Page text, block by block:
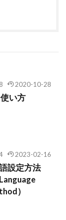
2020-10-28
い方
2023-02-16
設定方法
）